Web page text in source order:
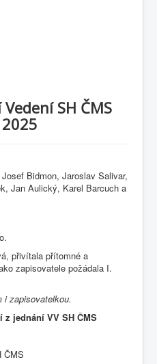
SH ČMS
Bidmon, Jaroslav Salivar,
Jan Aulický, Karel Barcuch a
přivítala přítomné a
zapisovatele požádala I.
i zapisovatelkou.
z jednání VV SH ČMS